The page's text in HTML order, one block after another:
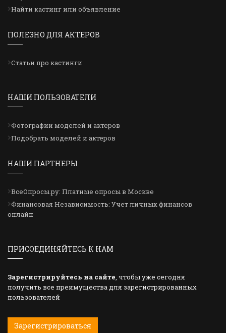
Найти кастинг или объявление
ПОЛЕЗНО ДЛЯ АКТЕРОВ
Статьи про кастинги
НАШИ ПОЛЬЗОВАТЕЛИ
Фотографии моделей и актеров
Подобрать моделей и актеров
НАШИ ПАРТНЕРЫ
ВсеОпросы.ру: Платные опросы в Москве
Финансовая Независимость: Учет личных финансов
онлайн
ПРИСОЕДИНЯЙТЕСЬ К НАМ
Зарегистрируйтесь на сайте , чтобы уже сегодня
получить все преимущества для зарегистрированных
пользователей
Зарегистрироваться